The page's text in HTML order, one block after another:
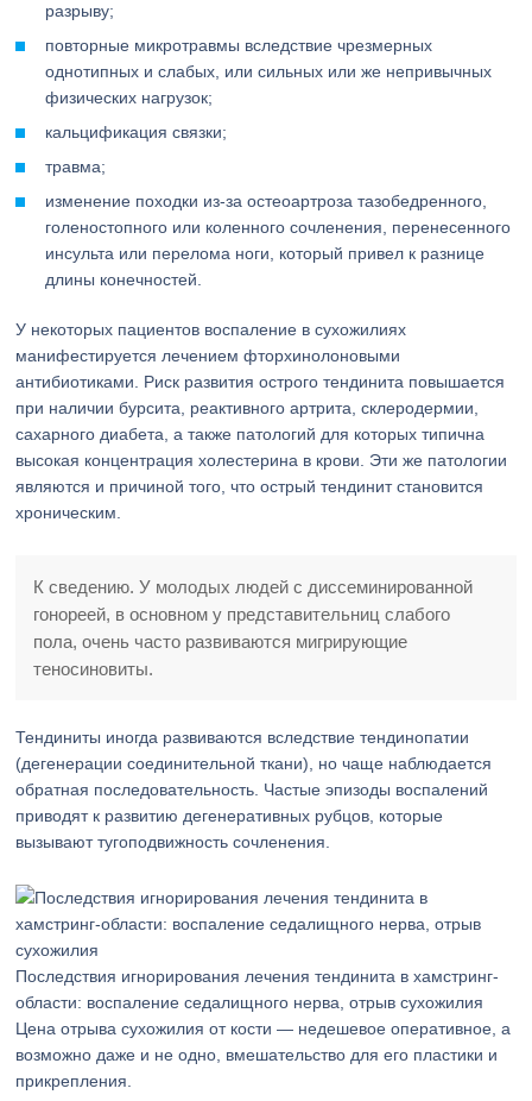
разрыву;
повторные микротравмы вследствие чрезмерных
однотипных и слабых, или сильных или же непривычных
физических нагрузок;
кальцификация связки;
травма;
изменение походки из-за остеоартроза тазобедренного,
голеностопного или коленного сочленения, перенесенного
инсульта или перелома ноги, который привел к разнице
длины конечностей.
У некоторых пациентов воспаление в сухожилиях
манифестируется лечением фторхинолоновыми
антибиотиками. Риск развития острого тендинита повышается
при наличии бурсита, реактивного артрита, склеродермии,
сахарного диабета, а также патологий для которых типична
высокая концентрация холестерина в крови. Эти же патологии
являются и причиной того, что острый тендинит становится
хроническим.
К сведению. У молодых людей с диссеминированной
гонореей, в основном у представительниц слабого
пола, очень часто развиваются мигрирующие
теносиновиты.
Тендиниты иногда развиваются вследствие тендинопатии
(дегенерации соединительной ткани), но чаще наблюдается
обратная последовательность. Частые эпизоды воспалений
приводят к развитию дегенеративных рубцов, которые
вызывают тугоподвижность сочленения.
Последствия игнорирования лечения тендинита в хамстринг-
области: воспаление седалищного нерва, отрыв сухожилия
Цена отрыва сухожилия от кости — недешевое оперативное, а
возможно даже и не одно, вмешательство для его пластики и
прикрепления.